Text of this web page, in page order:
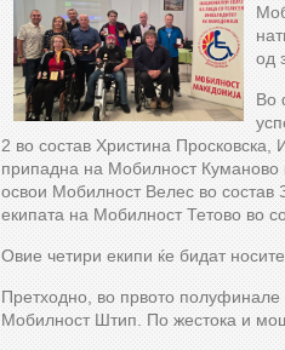
од
Во
2 во состав Христина
припадна на Мобилност Куманово
освои Мобилност Велес во состав
екипата на Мобилност Тетово во
Овие четири екипи ќе бидат
Претходно, во првото
Мобилност Штип. По жестока и